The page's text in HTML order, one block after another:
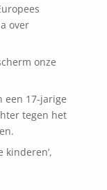
over
onze
een 17-jarige
tegen het
kinderen’,